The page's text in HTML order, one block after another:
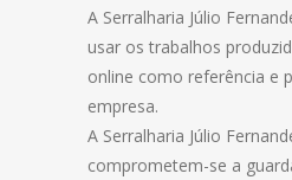
A Serralharia Júlio
usar os trabalhos
online como referência e
empresa.
A Serralharia Júlio
comprometem-se a